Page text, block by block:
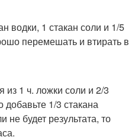
водки, 1 стакан соли и 1/5
перемешать и втирать в
из 1 ч. ложки соли и 2/3
добавьте 1/3 стакана
не будет результата, то